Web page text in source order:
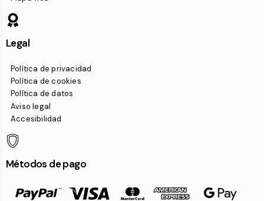
Legal
Política de privacidad
Política de cookies
Política de datos
Aviso legal
Accesibilidad
Métodos de pago